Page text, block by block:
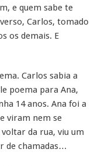
e quem sabe te
Carlos, tomado
os demais. E
Carlos sabia a
poema para Ana,
14 anos. Ana foi a
viram nem se
da rua, viu um
de chamadas…